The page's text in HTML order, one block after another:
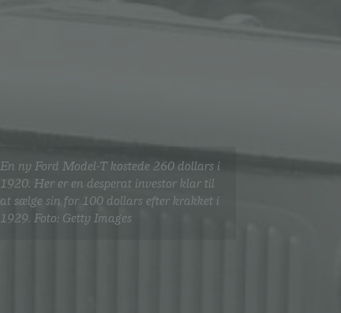
En ny Ford Model-T kostede 260 dollars i
1920. Her er en desperat investor klar til
at sælge sin for 100 dollars efter krakket i
1929. Foto: Getty Images